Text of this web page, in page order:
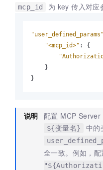
mcp_id 为 key 传入对应
"user_defined_params"
"<mcp_id>" :
{
}
}
说明 配置 MCP
${变量名} 中的
全一致。例如，配